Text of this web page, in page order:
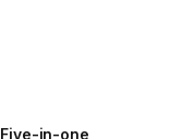
Five-in-one